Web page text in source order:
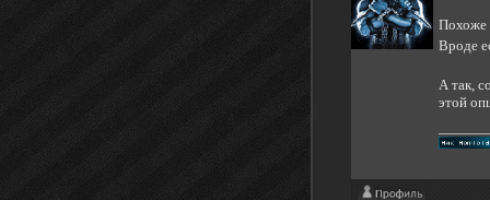
Похоже
Вроде
А так,
этой